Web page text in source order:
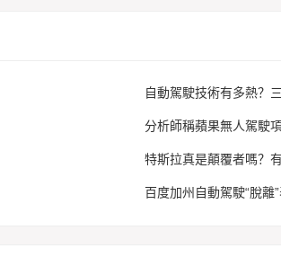
自動駕駛技術有多熱？
分析師稱蘋果無人駕駛
特斯拉真是顛覆者嗎？
百度加州自動駕駛“脫離